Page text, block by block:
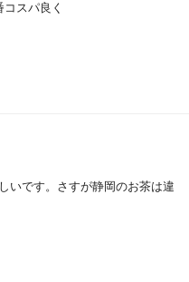
スパ良く
いです。さすが静岡のお茶は違